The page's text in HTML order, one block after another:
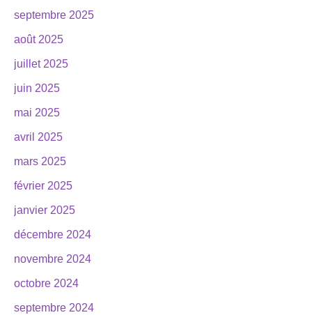
septembre 2025
août 2025
juillet 2025
juin 2025
mai 2025
avril 2025
mars 2025
février 2025
janvier 2025
décembre 2024
novembre 2024
octobre 2024
septembre 2024